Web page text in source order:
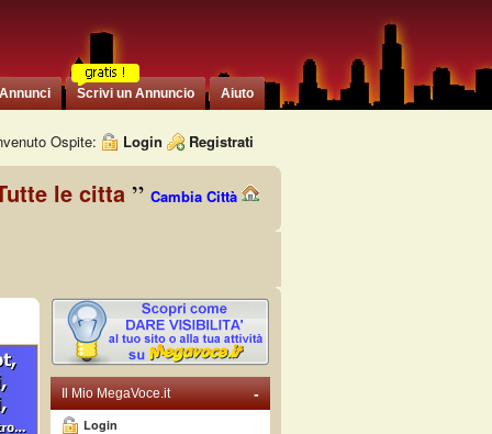
Scrivi un Annuncio Aiuto
Ospite: Login Registrati
le citta Cambia Città
-
Il Mio MegaVoce.it
Login